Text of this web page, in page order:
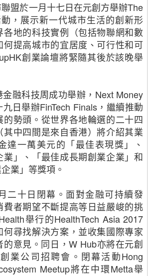
盟於一月十七日在元創方舉辦The
，展示新一代城市生活的創新形
各地的科技實例（包括物聯網和數
提高城市的宜居度、可行性和可
創業論壇將緊隨其後於該晚舉
融科技周成功舉辦，Next Money
日舉辦FinTech Finals，繼續推動
的勢頭。從世界各地輪選的二十四
其中四間是來自香港）將介紹其業
達一萬美元的「最佳表現獎」、
業」、「最佳成長期創業企業」和
業」等獎項。
二十日閉幕。面對金融可持續發
費者期望不斷提高等日益嚴峻的挑
舉行的HealthTech Asia 2017
尋找解決方案，並收集國際專家
意見。同日，W Hub亦將在元創
業公司招聘會。閉幕活動Hong
Meetup將在中環Metta舉